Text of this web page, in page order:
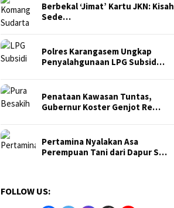
Berbekal ‘Jimat’ Kartu JKN: Kisah
Sede…
Polres Karangasem Ungkap
Penyalahgunaan LPG Subsid…
Penataan Kawasan Tuntas,
Gubernur Koster Genjot Re…
Pertamina Nyalakan Asa
Perempuan Tani dari Dapur S…
FOLLOW US: